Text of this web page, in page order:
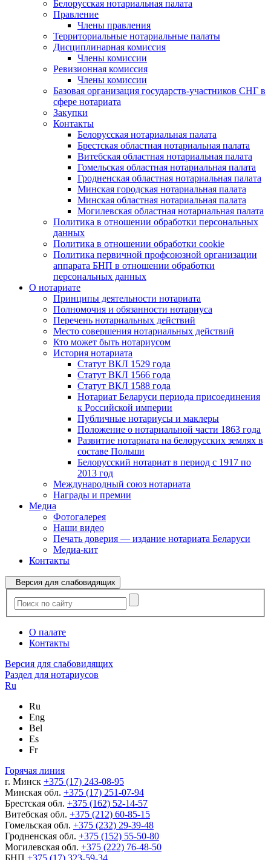
Белорусская нотариальная палата
Правление
Члены правления
Территориальные нотариальные палаты
Дисциплинарная комиссия
Члены комиссии
Ревизионная комиссия
Члены комиссии
Базовая организация государств-участников СНГ в
сфере нотариата
Закупки
Контакты
Белорусская нотариальная палата
Брестская областная нотариальная палата
Витебская областная нотариальная палата
Гомельская областная нотариальная палата
Гродненская областная нотариальная палата
Минская городская нотариальная палата
Минская областная нотариальная палата
Могилевская областная нотариальная палата
Политика в отношении обработки персональных
данных
Политика в отношении обработки cookie
Политика первичной профсоюзной организации
аппарата БНП в отношении обработки
персональных данных
О нотариате
Принципы деятельности нотариата
Полномочия и обязанности нотариуса
Перечень нотариальных действий
Место совершения нотариальных действий
Кто может быть нотариусом
История нотариата
Статут ВКЛ 1529 года
Статут ВКЛ 1566 года
Статут ВКЛ 1588 года
Нотариат Беларуси периода присоединения
к Российской империи
Публичные нотариусы и маклеры
Положение о нотариальной части 1863 года
Развитие нотариата на белорусских землях в
составе Польши
Белорусский нотариат в период с 1917 по
2013 год
Международный союз нотариата
Награды и премии
Медиа
Фотогалерея
Наши видео
Печать доверия — издание нотариата Беларуси
Медиа-кит
Контакты
Версия для слабовидящих
О палате
Контакты
Версия для слабовидящих
Раздел для нотариусов
Ru
Ru
Eng
Bel
Es
Fr
Горячая линия
г. Минск +375 (17) 243-08-95
Минская обл. +375 (17) 251-07-94
Брестская обл. +375 (162) 52-14-57
Витебская обл. +375 (212) 60-85-15
Гомельская обл. +375 (232) 29-39-48
Гродненская обл. +375 (152) 55-50-80
Могилевская обл. +375 (222) 76-48-50
БНП +375 (17) 323-59-34